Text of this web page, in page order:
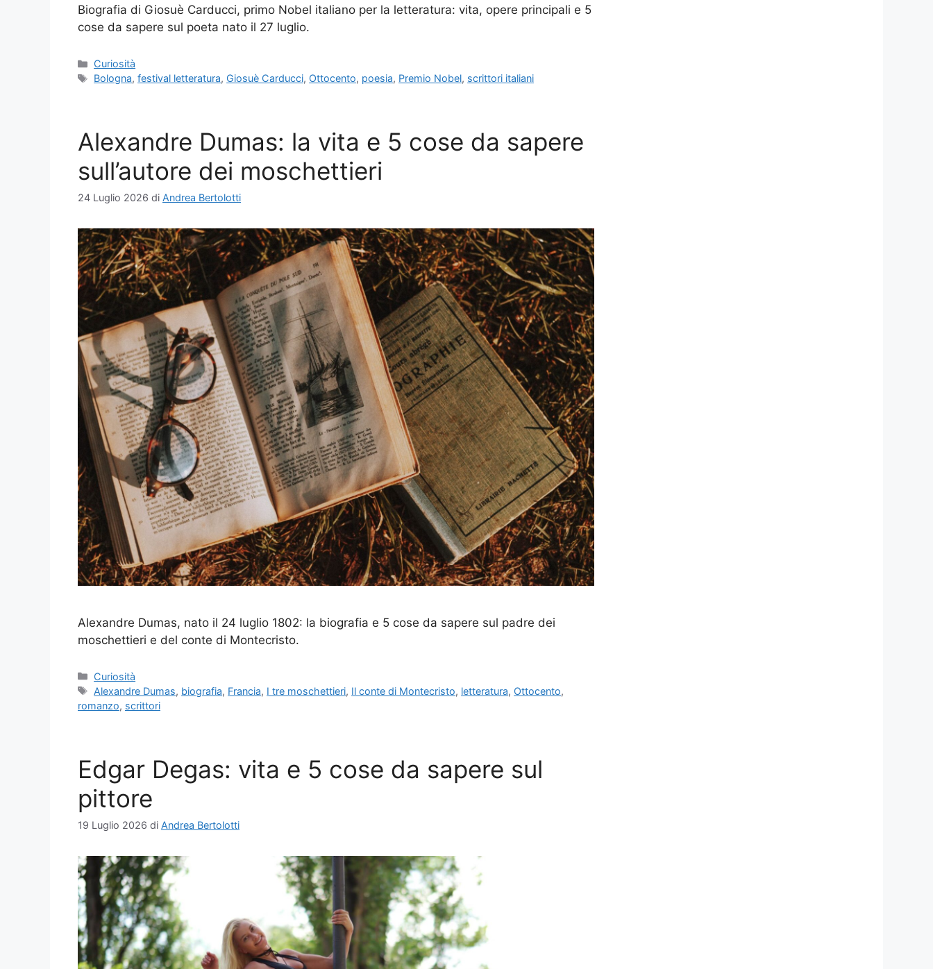
Biografia di Giosuè Carducci, primo Nobel italiano per la letteratura: vita, opere principali e 5
cose da sapere sul poeta nato il 27 luglio.
Categorie
Curiosità
Tag
Bologna,festival letteratura, Giosuè Carducci, Ottocento, poesia, Premio Nobel, scrittori italiani
Alexandre Dumas: la vita e 5 cose da sapere
sull’autore dei moschettieri
24 Luglio 2026 di Andrea Bertolotti
Alexandre Dumas, nato il 24 luglio 1802: la biografia e 5 cose da sapere sul padre dei
moschettieri e del conte di Montecristo.
Categorie
Curiosità
Tag
Alexandre Dumas, biografia, Francia, I tre moschettieri, Il conte di Montecristo, letteratura, Ottocento,
romanzo, scrittori
Edgar Degas: vita e 5 cose da sapere sul
pittore
19 Luglio 2026 di Andrea Bertolotti